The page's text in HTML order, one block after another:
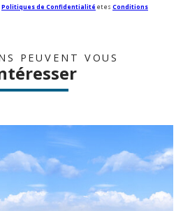
Politiques de Confidentialité et es Conditions
PEUVENT VOUS